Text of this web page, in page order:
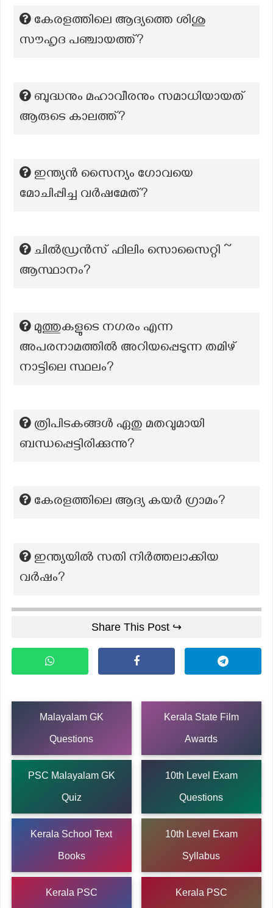
കേരളത്തിലെ ആദ്യത്തെ ശിശു
സൗഹൃദ പഞ്ചായത്ത്?
ബുദ്ധനും മഹാവീരനും സമാധിയായത്
ആരുടെ കാലത്ത്?
ഇന്ത്യൻ സൈന്യം ഗോവയെ
മോചിപ്പിച്ച വർഷമേത്?
ചിൽഡ്രൻസ് ഫിലിം സൊസൈറ്റി ~
ആസ്ഥാനം?
മുത്തുകളുടെ നഗരം എന്ന
അപരനാമത്തിൽ അറിയപ്പെടുന്ന തമിഴ്
നാട്ടിലെ സ്ഥലം?
ത്രിപിടകങ്ങൾ ഏതു മതവുമായി
ബന്ധപ്പെട്ടിരിക്കുന്നു?
കേരളത്തിലെ ആദ്യ കയർ ഗ്രാമം?
ഇന്ത്യയില്‍ സതി നിര്‍ത്തലാക്കിയ
വര്‍ഷം?
Share This Post ↪
Malayalam GK
Questions
Kerala State Film
Awards
PSC Malayalam GK
Quiz
10th Level Exam
Questions
Kerala School Text
Books
10th Level Exam
Syllabus
Kerala PSC Kerala PSC